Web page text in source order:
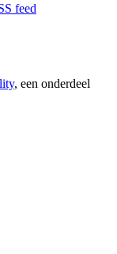
feed
, een onderdeel